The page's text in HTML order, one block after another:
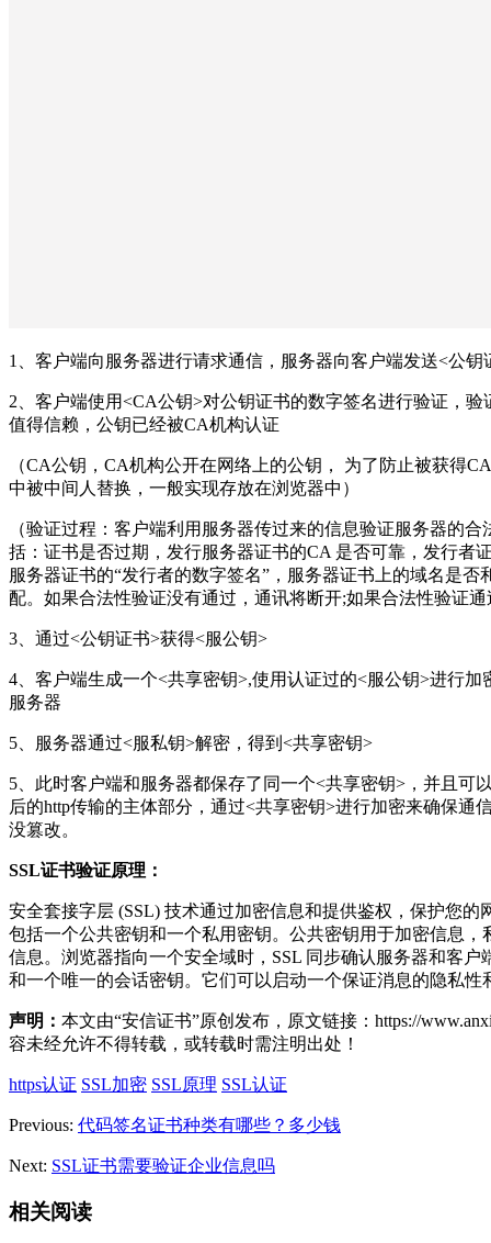
1、客户端向服务器进行请求通信，服务器向客户端发送<公钥
2、客户端使用<CA公钥>对公钥证书的数字签名进行验证，
值得信赖，公钥已经被CA机构认证
（CA公钥，CA机构公开在网络上的公钥， 为了防止被获得
中被中间人替换，一般实现存放在浏览器中）
（验证过程：客户端利用服务器传过来的信息验证服务器的
括：证书是否过期，发行服务器证书的CA 是否可靠，发行者
服务器证书的“发行者的数字签名”，服务器证书上的域名是否
配。如果合法性验证没有通过，通讯将断开;如果合法性验证
3、通过<公钥证书>获得<服公钥>
4、客户端生成一个<共享密钥>,使用认证过的<服公钥>进行加
服务器
5、服务器通过<服私钥>解密，得到<共享密钥>
5、此时客户端和服务器都保存了同一个<共享密钥>，并且可
后的http传输的主体部分，通过<共享密钥>进行加密来确保通
没篡改。
SSL证书验证原理：
安全套接字层 (SSL) 技术通过加密信息和提供鉴权，保护您的
包括一个公共密钥和一个私用密钥。公共密钥用于加密信息，
信息。浏览器指向一个安全域时，SSL 同步确认服务器和客户
和一个唯一的会话密钥。它们可以启动一个保证消息的隐私性
声明： 本文由“安信证书”原创发布，原文链接：https://
容未经允许不得转载，或转载时需注明出处！
https认证 SSL加密 SSL原理 SSL认证
Previous: 代码签名证书种类有哪些？多少钱
Next: SSL证书需要验证企业信息吗
相关阅读